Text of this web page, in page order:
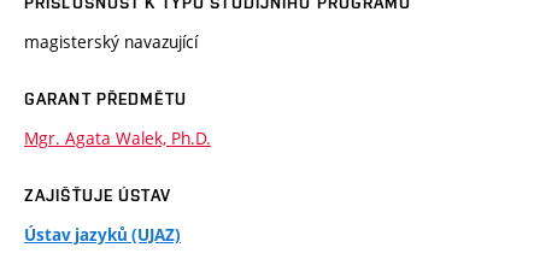
magisterský navazující
GARANT PŘEDMĚTU
Mgr. Agata Walek, Ph.D.
ZAJIŠŤUJE ÚSTAV
Ústav jazyků (UJAZ)